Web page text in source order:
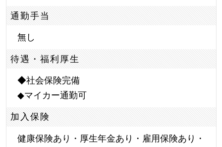
通勤手当
無し
待遇・福利厚生
◆社会保険完備
◆マイカー通勤可
加入保険
健康保険あり・厚生年金あり・雇用保険あり・